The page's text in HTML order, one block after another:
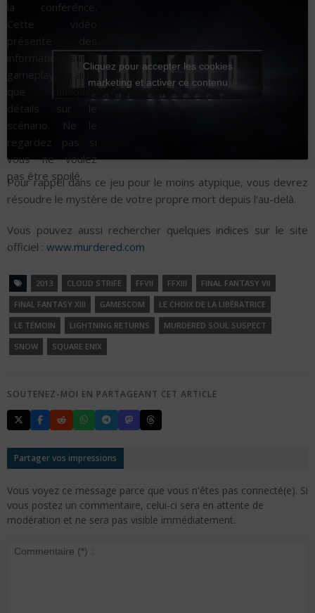
la conférénce.
Cette vidéo
présente des
informations sur le
gameplay ainsi
que quelques
détails sur le
scénario. Ne le
regardez pas si
vous ne voulez
pas être spoilé.
Cliquez pour accepter les cookies
marketing et activer ce contenu
Pour rappel dans ce jeu pour le moins atypique, vous devrez
résoudre le mystère de votre propre mort depuis l’au-delà.
Vous pouvez aussi rechercher quelques indices sur le site
officiel : www.murdered.com
2013 CLOUD STRIFE FFVII FFXIII
FINAL FANTASY VII
FINAL FANTASY XIII
GAMESCOM
LE CHOIX DE LA LIBÉRATRICE
LE TÉMOIN
LIGHTNING RETURNS
MURDERED SOUL SUSPECT
SNOW
SQUARE ENIX
SOUTENEZ-MOI EN PARTAGEANT CET ARTICLE
Partager vos impressions
Vous voyez ce message parce que vous n'êtes pas connecté(e). Si
vous postez un commentaire, celui-ci sera en attente de
modération et ne sera pas visible immédiatement.